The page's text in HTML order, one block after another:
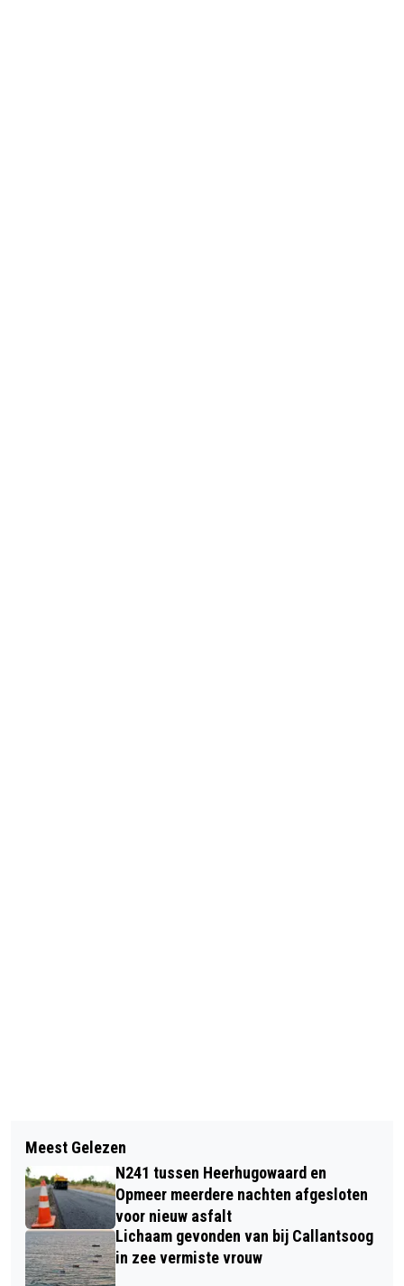
NEPAGENT LICHT 84-JARIGE VROUW
OP: POLITIE ZOEKT JONGE
VERDACHTE
FEESTELIJKE START BOUW PENDORP
IN ALKMAAR
Meest Gelezen
N241 tussen Heerhugowaard en
Opmeer meerdere nachten afgesloten
voor nieuw asfalt
Lichaam gevonden van bij Callantsoog
in zee vermiste vrouw